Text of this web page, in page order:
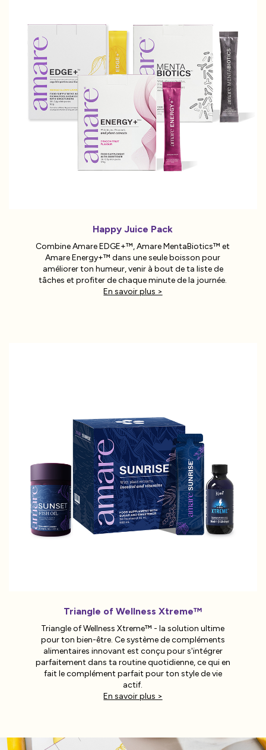
Happy Juice Pack
Combine Amare EDGE+™, Amare MentaBiotics™ et
Amare Energy+™ dans une seule boisson pour
améliorer ton humeur, venir à bout de ta liste de
tâches et profiter de chaque minute de la journée.
En savoir plus >
Triangle of Wellness Xtreme™
Triangle of Wellness Xtreme™ - la solution ultime
pour ton bien-être. Ce système de compléments
alimentaires innovant est conçu pour s'intégrer
parfaitement dans ta routine quotidienne, ce qui en
fait le complément parfait pour ton style de vie
actif.
En savoir plus >